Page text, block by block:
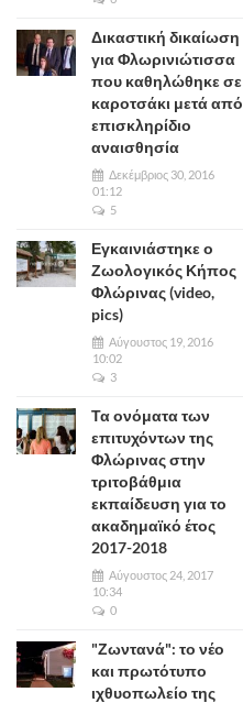
Δικαστική δικαίωση
για Φλωρινιώτισσα
που καθηλώθηκε σε
καροτσάκι μετά από
επισκληρίδιο
αναισθησία
Δεκέμβριος 30, 2016
01:12
5
Εγκαινιάστηκε ο
Ζωολογικός Κήπος
Φλώρινας (video,
pics)
Αύγουστος 19, 2016
10:02
3
Τα ονόματα των
επιτυχόντων της
Φλώρινας στην
τριτοβάθμια
εκπαίδευση για το
ακαδημαϊκό έτος
2017-2018
Αύγουστος 24, 2017
10:34
0
"Ζωντανά": το νέο
και πρωτότυπο
ιχθυοπωλείο της